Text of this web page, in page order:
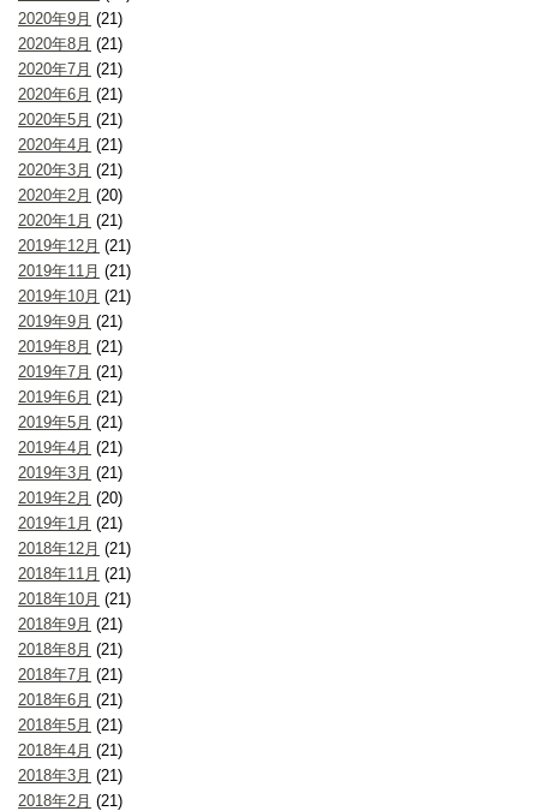
2020年9月 (21)
2020年8月 (21)
2020年7月 (21)
2020年6月 (21)
2020年5月 (21)
2020年4月 (21)
2020年3月 (21)
2020年2月 (20)
2020年1月 (21)
2019年12月 (21)
2019年11月 (21)
2019年10月 (21)
2019年9月 (21)
2019年8月 (21)
2019年7月 (21)
2019年6月 (21)
2019年5月 (21)
2019年4月 (21)
2019年3月 (21)
2019年2月 (20)
2019年1月 (21)
2018年12月 (21)
2018年11月 (21)
2018年10月 (21)
2018年9月 (21)
2018年8月 (21)
2018年7月 (21)
2018年6月 (21)
2018年5月 (21)
2018年4月 (21)
2018年3月 (21)
2018年2月 (21)